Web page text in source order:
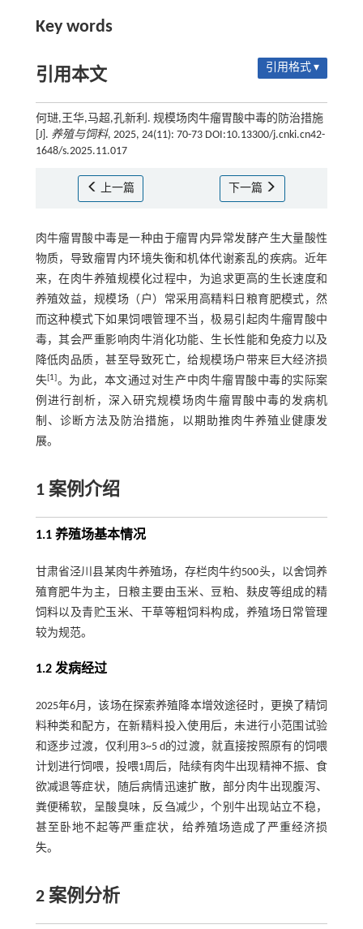
Key words
引用本文 引用格式 ▾
何琎,王华,马超,孔新利. 规模场肉牛瘤胃酸中毒的防治措施
[J]. 养殖与饲料, 2025, 24(11): 70-73 DOI:10.13300/j.cnki.cn42-
1648/s.2025.11.017
上一篇 下一篇
肉牛瘤胃酸中毒是一种由于瘤胃内异常发酵产生大量酸性
物质，导致瘤胃内环境失衡和机体代谢紊乱的疾病。近年
来，在肉牛养殖规模化过程中，为追求更高的生长速度和
养殖效益，规模场（户）常采用高精料日粮育肥模式，然
而这种模式下如果饲喂管理不当，极易引起肉牛瘤胃酸中
毒，其会严重影响肉牛消化功能、生长性能和免疫力以及
降低肉品质，甚至导致死亡，给规模场户带来巨大经济损
失[1]。为此，本文通过对生产中肉牛瘤胃酸中毒的实际案
例进行剖析，深入研究规模场肉牛瘤胃酸中毒的发病机
制、诊断方法及防治措施，以期助推肉牛养殖业健康发
展。
1 案例介绍
1.1 养殖场基本情况
甘肃省泾川县某肉牛养殖场，存栏肉牛约500头，以舍饲养
殖育肥牛为主，日粮主要由玉米、豆粕、麸皮等组成的精
饲料以及青贮玉米、干草等粗饲料构成，养殖场日常管理
较为规范。
1.2 发病经过
2025年6月，该场在探索养殖降本增效途径时，更换了精饲
料种类和配方，在新精料投入使用后，未进行小范围试验
和逐步过渡，仅利用3~5 d的过渡，就直接按照原有的饲喂
计划进行饲喂，投喂1周后，陆续有肉牛出现精神不振、食
欲减退等症状，随后病情迅速扩散，部分肉牛出现腹泻、
粪便稀软，呈酸臭味，反刍减少，个别牛出现站立不稳，
甚至卧地不起等严重症状，给养殖场造成了严重经济损
失。
2 案例分析